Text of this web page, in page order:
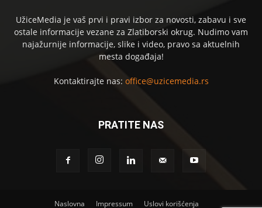
UžiceMedia je vaš prvi i pravi izbor za novosti, zabavu i sve
ostale informacije vezane za Zlatiborski okrug. Nudimo vam
najažurnije informacije, slike i video, pravo sa aktuelnih
mesta događaja!
Kontaktirajte nas: office@uzicemedia.rs
PRATITE NAS
Naslovna Impressum Uslovi korišćenja